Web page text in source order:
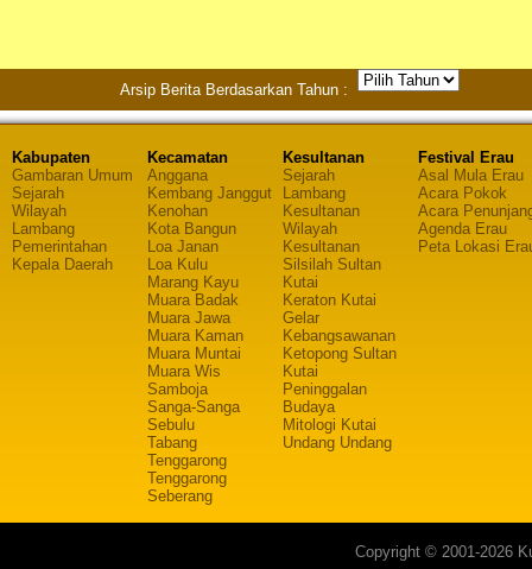
Arsip Berita Berdasarkan Tahun :
Kabupaten
Gambaran Umum
Sejarah
Wilayah
Lambang
Pemerintahan
Kepala Daerah
Kecamatan
Anggana
Kembang Janggut
Kenohan
Kota Bangun
Loa Janan
Loa Kulu
Marang Kayu
Muara Badak
Muara Jawa
Muara Kaman
Muara Muntai
Muara Wis
Samboja
Sanga-Sanga
Sebulu
Tabang
Tenggarong
Tenggarong
Seberang
Kesultanan
Sejarah
Lambang
Kesultanan
Wilayah
Kesultanan
Silsilah Sultan
Kutai
Keraton Kutai
Gelar
Kebangsawanan
Ketopong Sultan
Kutai
Peninggalan
Budaya
Mitologi Kutai
Undang Undang
Festival Erau
Asal Mula Erau
Acara Pokok
Acara
Agenda Erau
Peta Lokasi
Copyright © 2001-2026